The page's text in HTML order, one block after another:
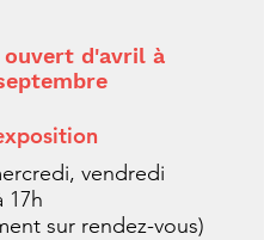
ouvert d'avril à
vendredi
17h
sur rendez-vous)